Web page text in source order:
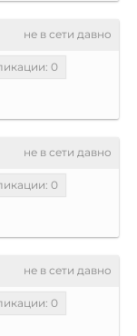
не в сети давно
0
не в сети давно
0
не в сети давно
0